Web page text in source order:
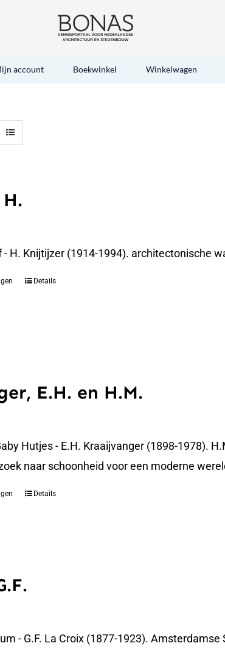
account Boekwinkel Winkelwagen
H. Knijtijzer (1914-1994). architectonische
Details
E.H. en H.M.
Hutjes - E.H. Kraaijvanger (1898-1978).
naar schoonheid voor een moderne
Details
- G.F. La Croix (1877-1923).